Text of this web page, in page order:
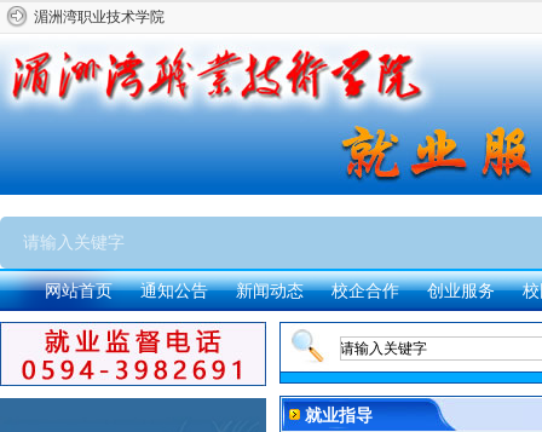
湄洲湾职业技术学院
网站首页 通知公告 新闻动态 校企合作 创业服务
就业指导